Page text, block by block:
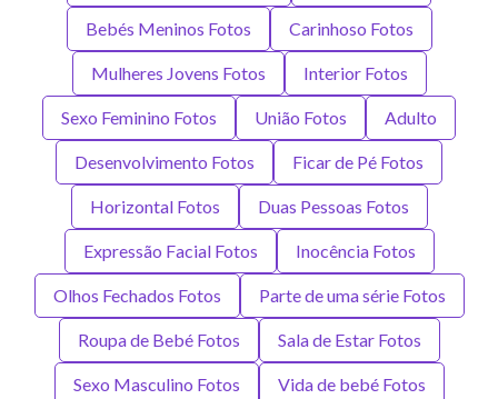
Bebés Meninos Fotos Carinhoso Fotos
Mulheres Jovens Fotos Interior Fotos
Sexo Feminino Fotos União Fotos Adulto
Desenvolvimento Fotos Ficar de Pé Fotos
Horizontal Fotos Duas Pessoas Fotos
Expressão Facial Fotos Inocência Fotos
Olhos Fechados Fotos Parte de uma série Fotos
Roupa de Bebé Fotos Sala de Estar Fotos
Sexo Masculino Fotos Vida de bebé Fotos